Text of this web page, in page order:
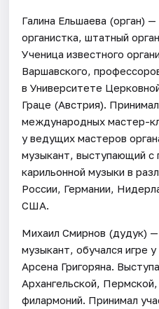
Галина Ельшаева (орган)
органистка, штатный
Ученица известного
Варшавского,
в Университете
Граце (Австрия).
международных мастер-
у ведущих мастеров
музыкант, выступающий с
карильонной музыки в
России, Германии,
США.
Михаил Смирнов (дудук)
музыкант, обучался игре
Арсена Григоряна.
Архангельской,
филармоний. Принимал